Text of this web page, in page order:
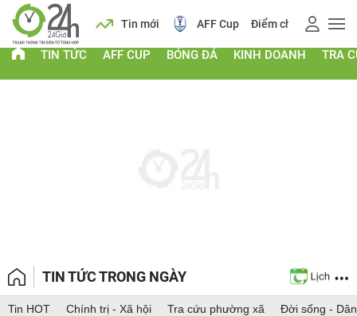
Lịch Tin mới AFF Cup Điểm chuẩn 2026
TIN TỨC AFF CUP BÓNG ĐÁ KINH DOANH TRA
TIN TỨC TRONG NGÀY
Tin HOT Chính trị - Xã hội Tra cứu phường xã Đời sống -